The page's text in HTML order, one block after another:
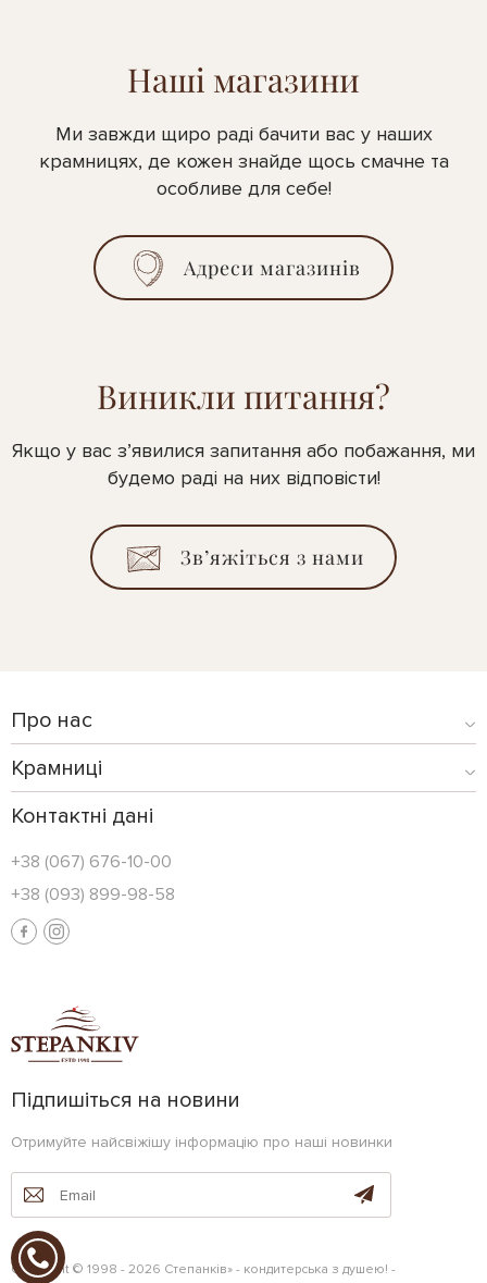
Наші магазини
Ми завжди щиро раді бачити вас у наших
крамницях, де кожен знайде щось смачне та
особливе для себе!
Адреси магазинів
Виникли питання?
Якщо у вас з’явилися запитання або побажання, ми
будемо раді на них відповісти!
Зв’яжіться з нами
Про нас
Крамниці
Контактні дані
+38 (067) 676-10-00
+38 (093) 899-98-58
Підпишіться на новини
Отримуйте найсвіжішу інформацію про наші новинки
Copyright © 1998 - 2026 Степанків» - кондитерська з душею! -